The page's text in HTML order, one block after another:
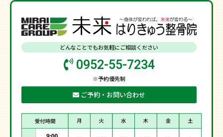
どんなことでもお気軽にご相談ください
0952-55-7234
※予約優先制
ご予約・お問い合わせ